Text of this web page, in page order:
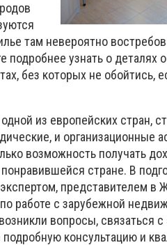
там невероятно
подробнее узнать о деталях
без которых не обойтись,
из европейских стран,
и организационные
возможность получать
стране. В
представителем в
работе с зарубежной
вопросы, связаться
консультацию и